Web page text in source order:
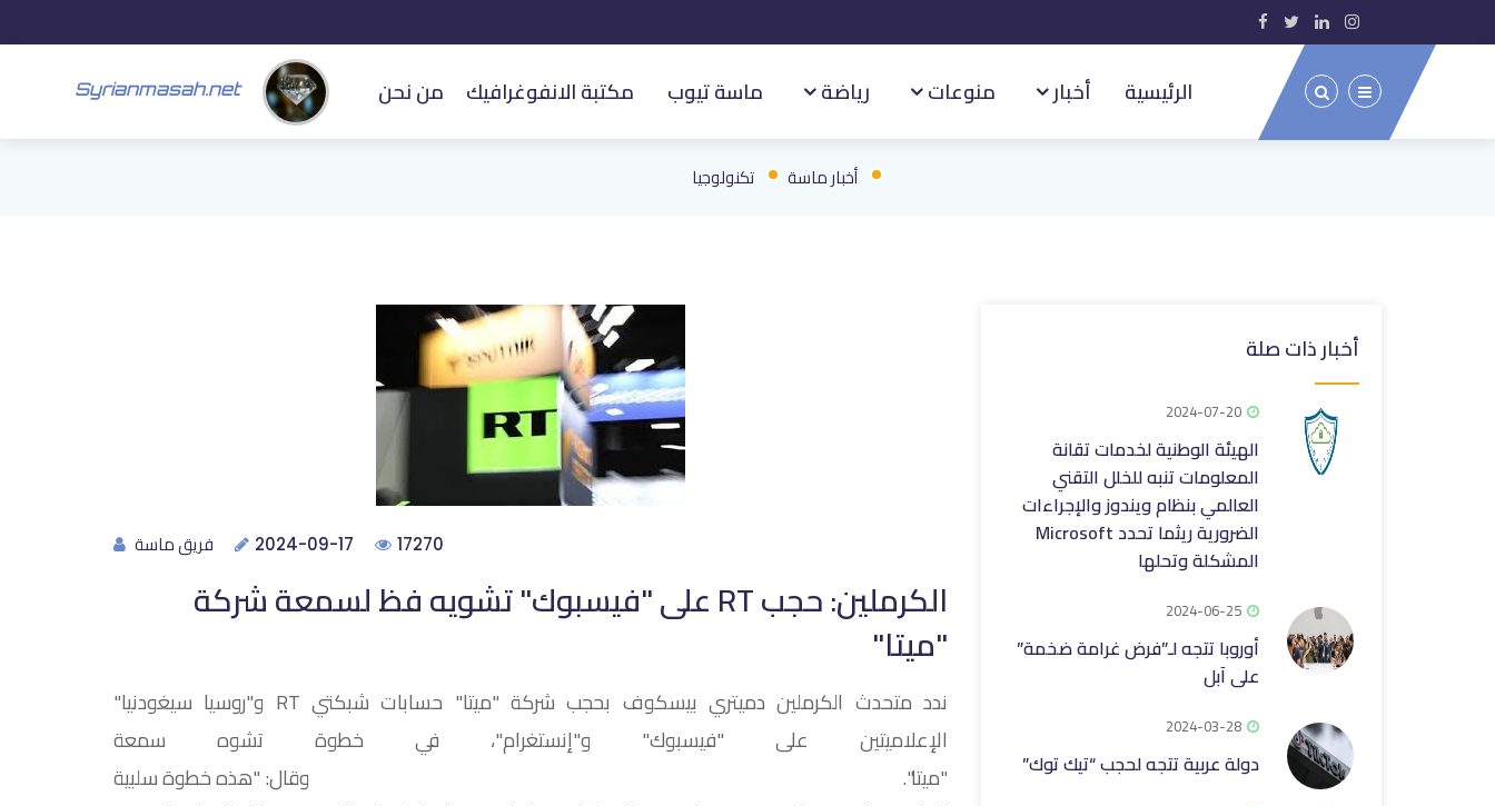
Syrianmasah.net الرئيسية أخبار منوعات رياضة ماسة تيوب مكتبة الانفوغرافيك من نحن
أخبار ماسة تكنولوجيا
فريق ماسة 2024-09-17 17270
الكرملين: حجب RT على "فيسبوك" تشويه فظ لسمعة شركة
"ميتا"
ندد متحدث الكرملين دميتري بيسكوف بحجب شركة "ميتا" حسابات شبكتي RT و"روسيا سيغودنيا"
الإعلاميتين على "فيسبوك" و"إنستغرام"، في خطوة تشوه سمعة
"ميتا". وقال: "هذه خطوة سلبية
أخبار ذات صلة
2024-07-20
الهيئة الوطنية لخدمات تقانة
المعلومات تنبه للخلل التقني
العالمي بنظام ويندوز والإجراءات
الضرورية ريثما تحدد Microsoft
المشكلة وتحلها
2024-06-25
أوروبا تتجه لـ”فرض غرامة ضخمة”
على آبل
2024-03-28
دولة عربية تتجه لحجب “تيك توك”